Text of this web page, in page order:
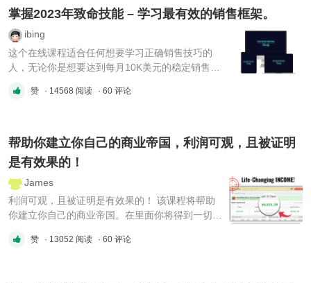
掌握2023年致命技能 – 学习最有效的销售框架。
ibing
这个在线课程适合任何想要学习正确销售技巧的
人，无论你是想要达到每月10K美元的稳定销售，
级别，即使你已经是一名经验丰富的销售专业人
动。 这个流程让我成为了一个销售专业人士需要
...
赞 · 14568 阅读 · 60 评论
帮助你建立你自己的商业帝国，利润可观，且被证明
是有效果的！
James
利润可观，且被证明是有效果的！ 该课程将帮助
你建立你自己的商业帝国。在里面你将得到一切你
├─A. Prometheus Profit (MemberShip Access) │
赞 · 13052 阅读 · 60 评论